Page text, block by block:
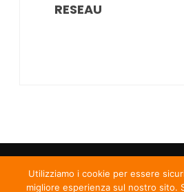
RESEAU
Utilizziamo i cookie per essere
migliore esperienza sul nostro sito.